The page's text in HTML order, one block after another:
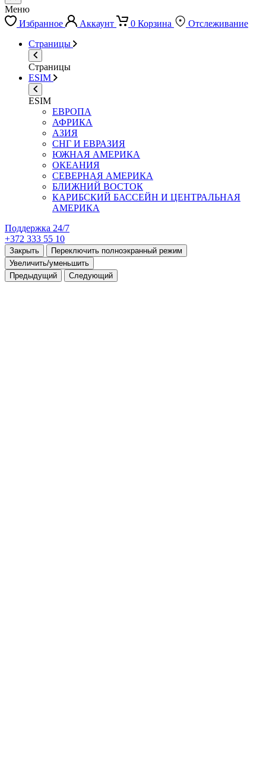
Меню
Избранное
Аккаунт 0 Корзина
Отслеживание
Страницы
Страницы
ESIM
ESIM
ЕВРОПА
АФРИКА
АЗИЯ
СНГ И ЕВРАЗИЯ
ЮЖНАЯ АМЕРИКА
ОКЕАНИЯ
СЕВЕРНАЯ АМЕРИКА
БЛИЖНИЙ ВОСТОК
КАРИБСКИЙ БАССЕЙН И ЦЕНТРАЛЬНАЯ
АМЕРИКА
Поддержка 24/7
+372 333 55 10
Закрыть
Переключить полноэкранный режим
Увеличить/уменьшить
Предыдущий
Следующий